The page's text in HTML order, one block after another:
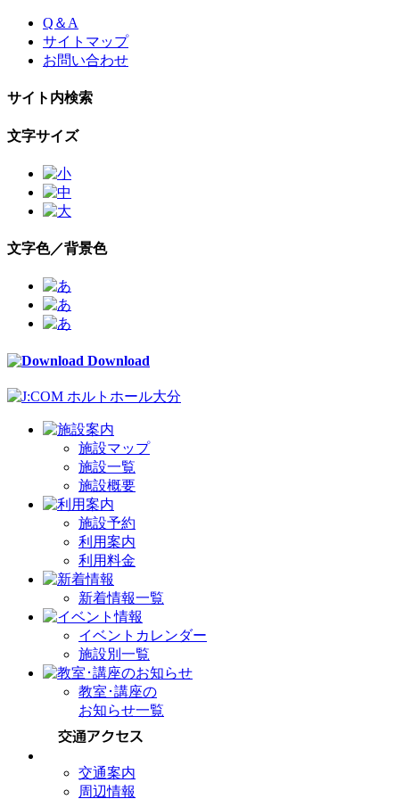
Skip
content
Q＆A
サイトマップ
お問い合わせ
サイト内検索
文字サイズ
文字色／背景色
Download
施設マップ
施設一覧
施設概要
施設予約
利用案内
利用料金
新着情報一覧
イベントカレンダー
施設別一覧
教室･講座の
お知らせ一覧
交通案内
周辺情報